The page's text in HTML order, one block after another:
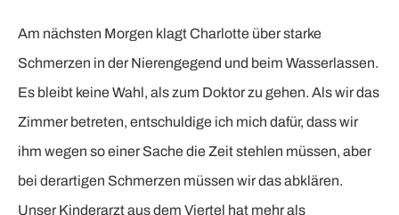
Am nächsten Morgen klagt Charlotte über starke
Schmerzen in der Nierengegend und beim Wasserlassen.
Es bleibt keine Wahl, als zum Doktor zu gehen. Als wir das
Zimmer betreten, entschuldige ich mich dafür, dass wir
ihm wegen so einer Sache die Zeit stehlen müssen, aber
bei derartigen Schmerzen müssen wir das abklären.
Unser Kinderarzt aus dem Viertel hat mehr als